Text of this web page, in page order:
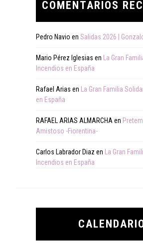
COMENTARIOS
Pedro Navio en Salidas 2026 |
Mario Pérez Iglesias en
La Gran
Incendios en España
Rafael Arias en
La Gran Familia
en España
RAFAEL ARIAS ALMARCHA en
Amistoso -Fiorentina-
Carlos Labrador Diaz en
La Gran
Incendios en España